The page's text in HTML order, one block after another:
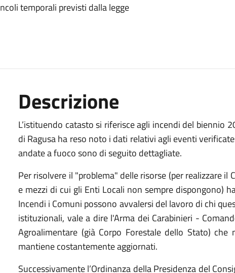
temporali previsti dalla legge
Descrizione
L’istituendo catasto si riferisce agli incendi del biennio
di Ragusa ha reso noto i dati relativi agli eventi
andate a fuoco sono di seguito dettagliate.
Per risolvere il "problema" delle risorse (per realizzare
e mezzi di cui gli Enti Locali non sempre dispongono)
Incendi i Comuni possono avvalersi del lavoro di chi
istituzionali, vale a dire l'Arma dei Carabinieri -
Agroalimentare (già Corpo Forestale dello Stato)
mantiene costantemente aggiornati.
Successivamente l’Ordinanza della Presidenza del